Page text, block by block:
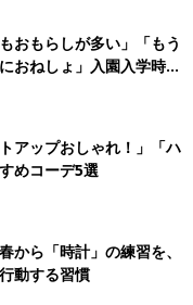
ズパーク」の投稿か
小学校入学までに
るのではないでしょう
入学準備で必要とされ
るのをご存じです
おもらしが多い」「もう
おねしょ」入園入学時期
ば？【専門家】
アップおしゃれ！」「ハ
めコーデ5選
から「時計」の練習を、
動する習慣